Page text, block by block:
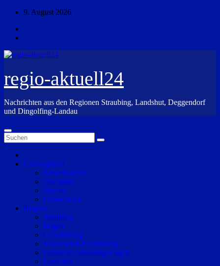
Zum
springen
9. August 2026
regio-aktuell24
Nachrichten aus den Regionen Straubing, Landshut, Deggendorf
und Dingolfing-Landau
Überregional
Niederbayern
Oberpfalz
Bayern
Deutschland
Region
Straubing
Bogen
Geiselhöring
Mallersdorf-Pfaffenberg
Landkreis Straubing-Bogen
Landshut